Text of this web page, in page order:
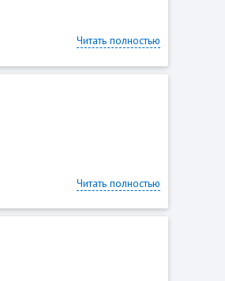
Читать полностью
Читать полностью